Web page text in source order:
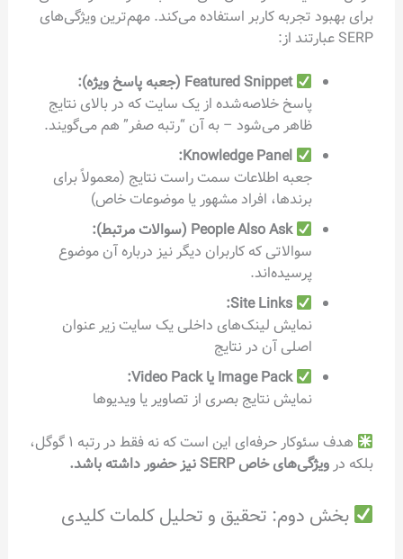
برای بهبود تجربه کاربر استفاده می‌کند. مهم‌ترین ویژگی‌های
SERP عبارتند از:
Featured Snippet (جعبه پاسخ ویژه):
پاسخ خلاصه‌شده از یک سایت که در بالای نتایج
ظاهر می‌شود – به آن “رتبه صفر” هم می‌گویند.
Knowledge Panel:
جعبه اطلاعات سمت راست نتایج (معمولاً برای
برندها، افراد مشهور یا موضوعات خاص)
People Also Ask (سوالات مرتبط):
سوالاتی که کاربران دیگر نیز درباره آن موضوع
پرسیده‌اند.
Site Links:
نمایش لینک‌های داخلی یک سایت زیر عنوان
اصلی آن در نتایج
Image Pack یا Video Pack:
نمایش نتایج بصری از تصاویر یا ویدیوها
هدف سئوکار حرفه‌ای این است که نه فقط در رتبه ۱ گوگل،
بلکه درویژگی‌های خاص SERP نیز حضور داشته باشد.
بخش دوم: تحقیق و تحلیل کلمات کلیدی